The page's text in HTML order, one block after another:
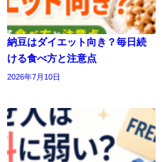
納豆はダイエット向き？毎日続
ける食べ方と注意点
2026年7月10日